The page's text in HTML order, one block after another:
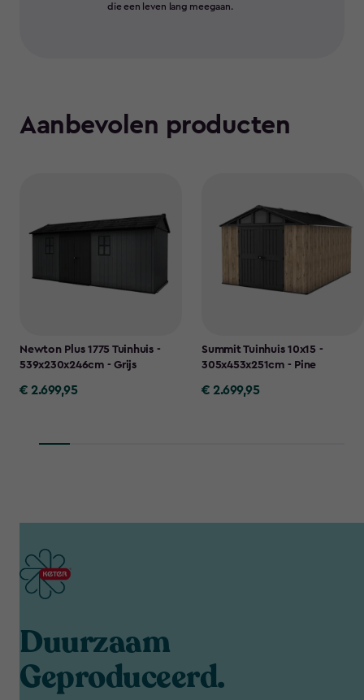
die een leven lang meegaan.
Aanbevolen producten
Newton Plus 1775 Tuinhuis -
539x230x246cm - Grijs
€
€ 2.699,95
Summit Tuinhuis 10x15 -
305x453x251cm - Pine
€
€ 2.699,95
Duurzaam
Geproduceerd.